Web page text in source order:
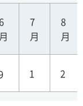
6
月
7
月
8
月
1 2